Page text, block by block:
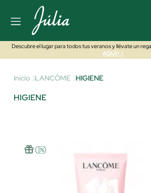
Descubre el lugar para todos tus veranos y llévate un
AQUÍ>>
Inicio LANCÔME HIGIENE
HIGIENE